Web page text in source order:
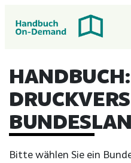
HANDBUCH:
Bitte wählen Sie ein